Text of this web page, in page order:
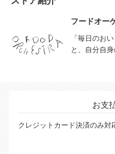
フードオー
「毎日のお
と、自分自
お支
クレジットカード決済のみ対